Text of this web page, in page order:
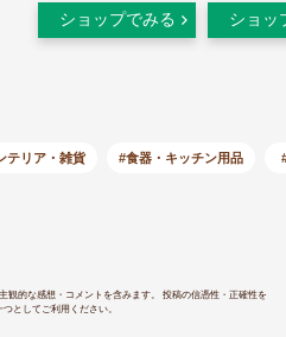
茶道 茶碗 窯変天目
ショップでみる
茶道 茶
ショッ
テリア・雑貨 #食器・キッチン用品
観的な感想・コメントを含みます。 投稿の信憑性・正確性を
としてご利用ください。